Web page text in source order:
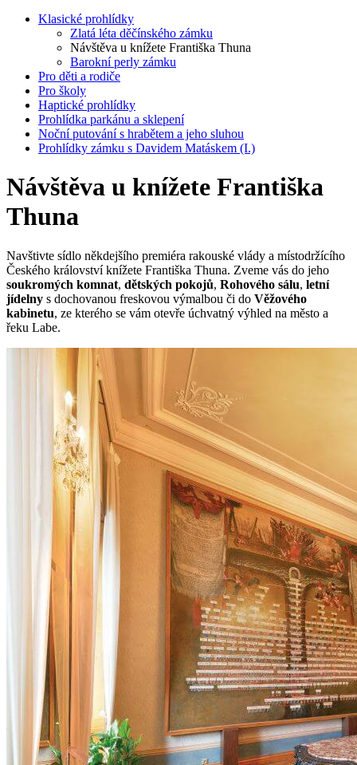
Klasické prohlídky
Zlatá léta děčínského zámku
Návštěva u knížete Františka Thuna
Barokní perly zámku
Pro děti a rodiče
Pro školy
Haptické prohlídky
Prohlídka parkánu a sklepení
Noční putování s hrabětem a jeho sluhou
Prohlídky zámku s Davidem Matáskem (I.)
Návštěva u knížete Františka
Thuna
Navštivte sídlo někdejšího premiéra rakouské vlády a místodržícího
Českého království knížete Františka Thuna. Zveme vás do jeho
soukromých komnat, dětských pokojů, Rohového sálu, letní
jídelny s dochovanou freskovou výmalbou či do Věžového
kabinetu, ze kterého se vám otevře úchvatný výhled na město a
řeku Labe.